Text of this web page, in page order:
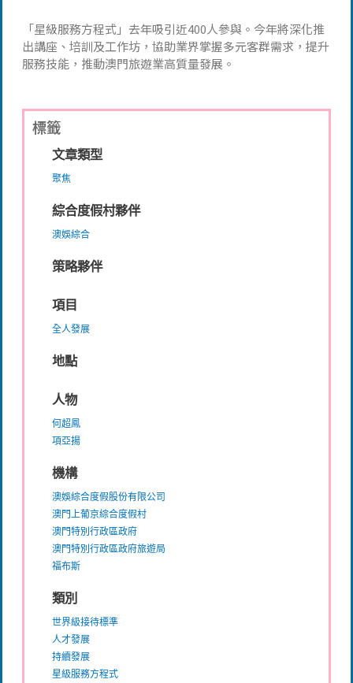
「星級服務方程式」去年吸引近400人參與。今年將深化推
出講座、培訓及工作坊，協助業界掌握多元客群需求，提升
服務技能，推動澳門旅遊業高質量發展。
標籤
文章類型
聚焦
綜合度假村夥伴
澳娛綜合
策略夥伴
項目
全人發展
地點
人物
何超鳳
項亞揚
機構
澳娛綜合度假股份有限公司
澳門上葡京綜合度假村
澳門特別行政區政府
澳門特別行政區政府旅遊局
福布斯
類別
世界級接待標準
人才發展
持續發展
星級服務方程式